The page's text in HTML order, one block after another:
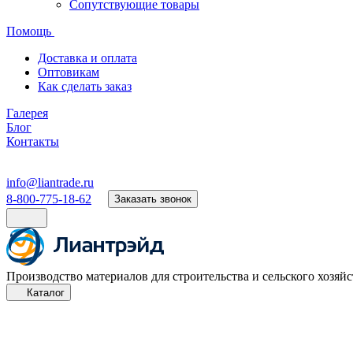
Сопутствующие товары
Помощь
Доставка и оплата
Оптовикам
Как сделать заказ
Галерея
Блог
Контакты
info@liantrade.ru
8-800-775-18-62
Заказать звонок
Производство материалов для строительства и сельского
Каталог